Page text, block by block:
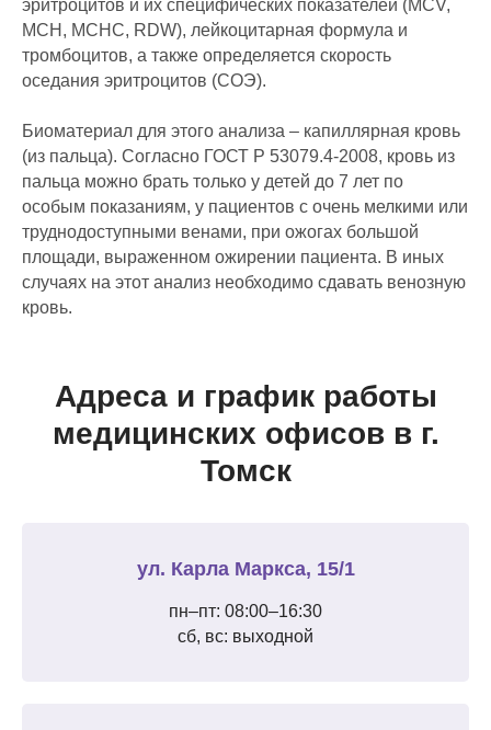
эритроцитов и их специфических показателей (MCV,
MCH, MCHC, RDW), лейкоцитарная формула и
тромбоцитов, а также определяется скорость
оседания эритроцитов (СОЭ).
Биоматериал для этого анализа – капиллярная кровь
(из пальца). Согласно ГОСТ Р 53079.4-2008, кровь из
пальца можно брать только у детей до 7 лет по
особым показаниям, у пациентов с очень мелкими или
труднодоступными венами, при ожогах большой
площади, выраженном ожирении пациента. В иных
случаях на этот анализ необходимо сдавать венозную
кровь.
Адреса и график работы
медицинских офисов в г.
Томск
ул. Карла Маркса, 15/1
пн–пт: 08:00–16:30
сб, вс: выходной